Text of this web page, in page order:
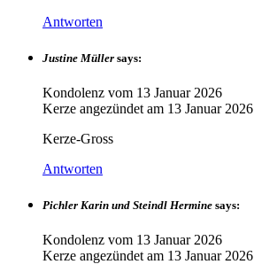
Antworten
Justine Müller says:
Kondolenz vom 13 Januar 2026
Kerze angezündet am 13 Januar 2026
Kerze-Gross
Antworten
Pichler Karin und Steindl Hermine says:
Kondolenz vom 13 Januar 2026
Kerze angezündet am 13 Januar 2026